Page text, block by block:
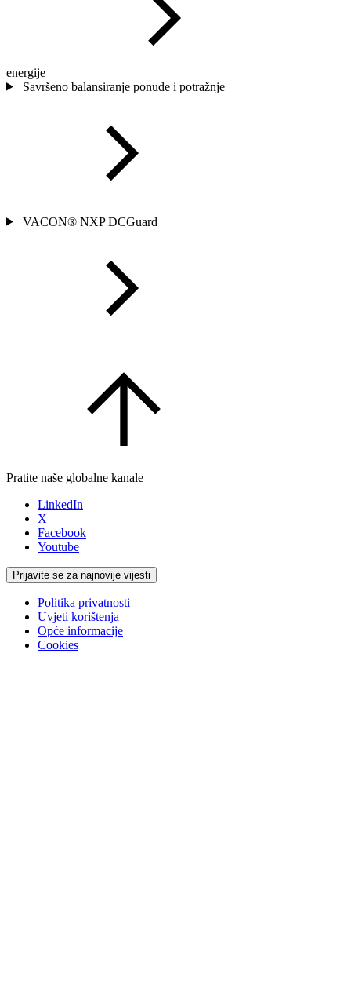
energije
Savršeno balansiranje ponude i potražnje
VACON® NXP DCGuard
Pratite naše globalne kanale
LinkedIn
X
Facebook
Youtube
Prijavite se za najnovije vijesti
Politika privatnosti
Uvjeti korištenja
Opće informacije
Cookies